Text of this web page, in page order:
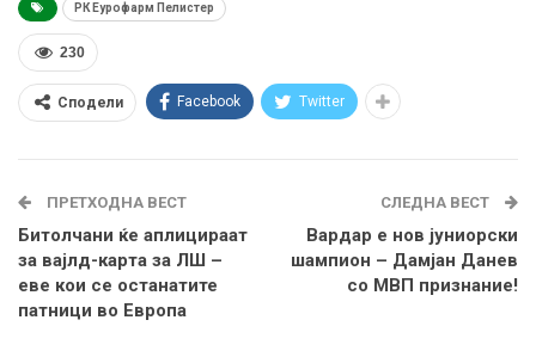
РК Еурофарм Пелистер
230
Сподели Facebook Twitter
ПРЕТХОДНА ВЕСТ
Битолчани ќе аплицираат
за вајлд-карта за ЛШ –
еве кои се останатите
патници во Европа
СЛЕДНА ВЕСТ
Вардар е нов јуниорски
шампион – Дамјан Данев
со МВП признание!